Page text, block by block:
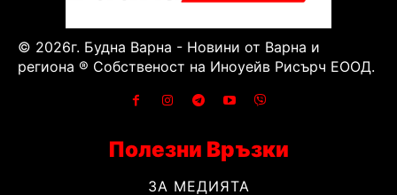
© 2026г. Будна Варна - Новини от Варна и
региона ® Собственост на Иноуейв Рисърч ЕООД.
Полезни Връзки
ЗА МЕДИЯТА